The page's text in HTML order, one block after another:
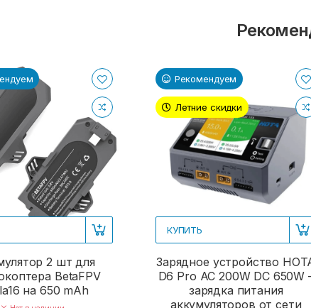
2 шт для
BetaFPV
на 650 mAh
Рекомендуем
Летние скидки
КУПИТЬ
Зарядное устройство
D6 Pro AC 200W DC 650W
зарядка питания
аккумуляторов от сети